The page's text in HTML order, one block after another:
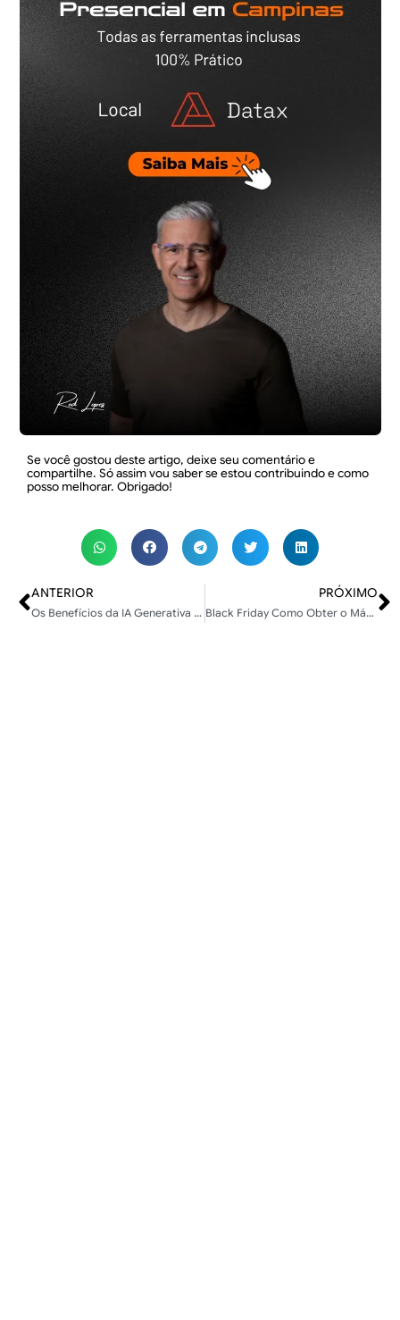
Se você gostou deste artigo, deixe seu comentário e
compartilhe. Só assim vou saber se estou contribuindo e como
posso melhorar. Obrigado!
ANTERIOR
Os Benefícios da IA Generativa para o Seu Negócio
PRÓXIMO
Black Friday Como Obter o Máximo de Vendas